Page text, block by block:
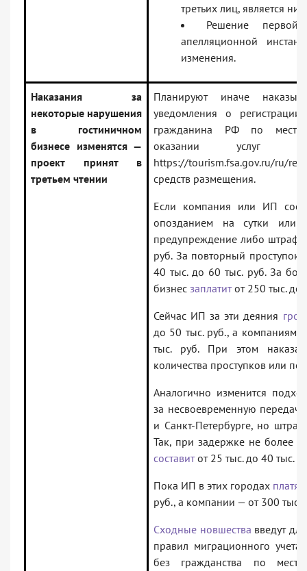
третьих лиц, является
Решение первой
апелляционной
изменения.
Наказания за
некоторые нарушения
в гостиничном
бизнесе изменятся —
проект принят в
третьем чтении
Планируют иначе
уведомления о
гражданина РФ по месту
оказании услуг
https://tourism.fsa.gov.ru/ru/
средств размещения.
Если компания или ИП
опозданием на сутки
предупреждение либо штраф
руб. За повторный проступок
40 тыс. до 60 тыс. руб. За
бизнес заплатитот 250 тыс. до
Сейчас ИП за эти деяния
до 50 тыс. руб., а компаниям
тыс. руб. При этом
количества проступков или
Аналогично изменится
за несвоевременную
и Санкт-Петербурге, но
Так, при задержке не более
составитот 25 тыс. до 40 тыс.
Пока ИП в этих городах платят
руб., а компании — от 300 тыс.
Сходные новшества введут
правил миграционного
без гражданства по